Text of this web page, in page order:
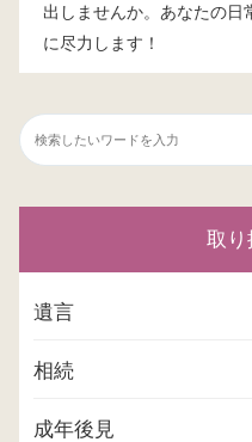
出しませんか。あなたの日
に尽力します！
取り
遺言
相続
成年後見